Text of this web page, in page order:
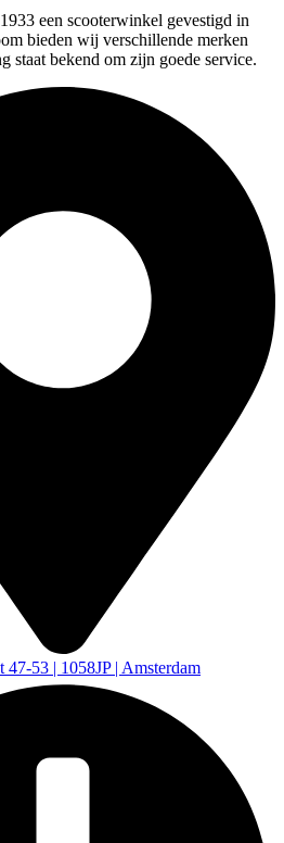
een scooterwinkel gevestigd in
bieden wij verschillende merken
staat bekend om zijn goede service.
47-53 | 1058JP | Amsterdam